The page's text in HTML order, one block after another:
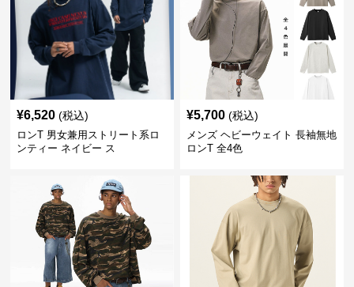
¥6,520 (税込)
ロンT 男女兼用ストリート系ロ
ンティー ネイビー ス
¥5,700 (税込)
メンズ ヘビーウェイト 長袖無地
ロンT 全4色